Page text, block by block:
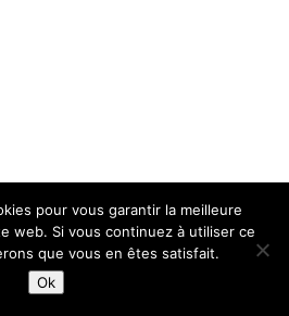
pour vous garantir la meilleure
web. Si vous continuez à utiliser ce
que vous en êtes satisfait.
Ok